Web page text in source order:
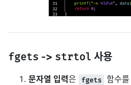
fgets -> strtol 사용
문자열 입력은 fgets
함수